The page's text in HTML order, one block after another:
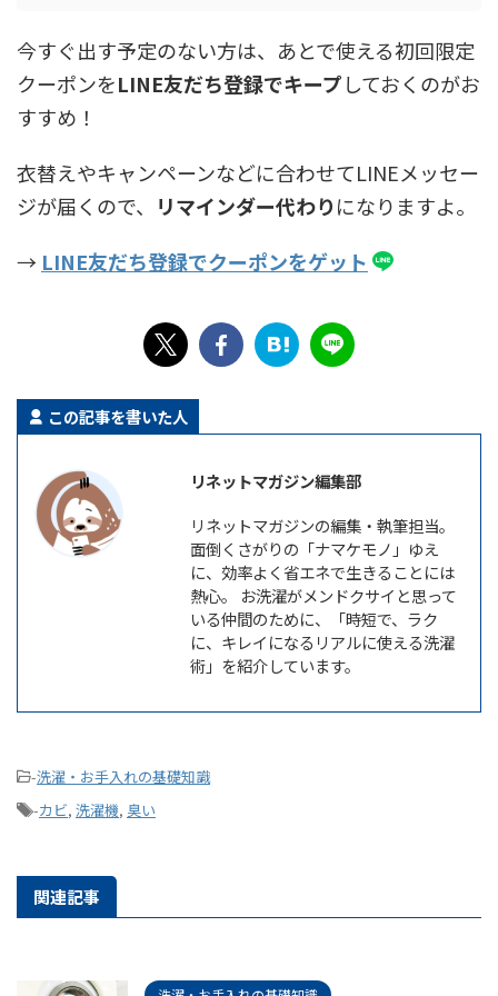
今すぐ出す予定のない方は、あとで使える初回限定
クーポンをLINE友だち登録でキープしておくのがお
すすめ！
衣替えやキャンペーンなどに合わせてLINEメッセー
ジが届くので、
リマインダー代わりになりますよ。
→ LINE友だち登録でクーポンをゲット
この記事を書いた人
リネットマガジン編集部
リネットマガジンの編集・執筆担当。
面倒くさがりの「ナマケモノ」ゆえ
に、効率よく省エネで生きることには
熱心。 お洗濯がメンドクサイと思って
いる仲間のために、「時短で、ラク
に、キレイになるリアルに使える洗濯
術」を紹介しています。
-洗濯・お手入れの基礎知識
-カビ, 洗濯機, 臭い
関連記事